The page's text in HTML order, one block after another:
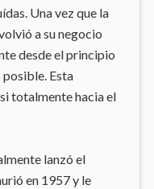
Una vez que la
a su negocio
desde el principio
Esta
totalmente hacia el
lanzó el
en 1957 y le